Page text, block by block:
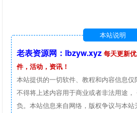
本站说明
老表资源网：lbzyw.xyz 每天更新
件，活动，资讯！
本站提供的一切软件、教程和内容信息仅
不得将上述内容用于商业或者非法用途
负。本站信息来自网络，版权争议与本